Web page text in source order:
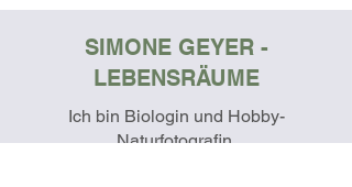
SIMONE GEYER -
LEBENSRÄUME
Ich bin Biologin und Hobby-
Naturfotografin.